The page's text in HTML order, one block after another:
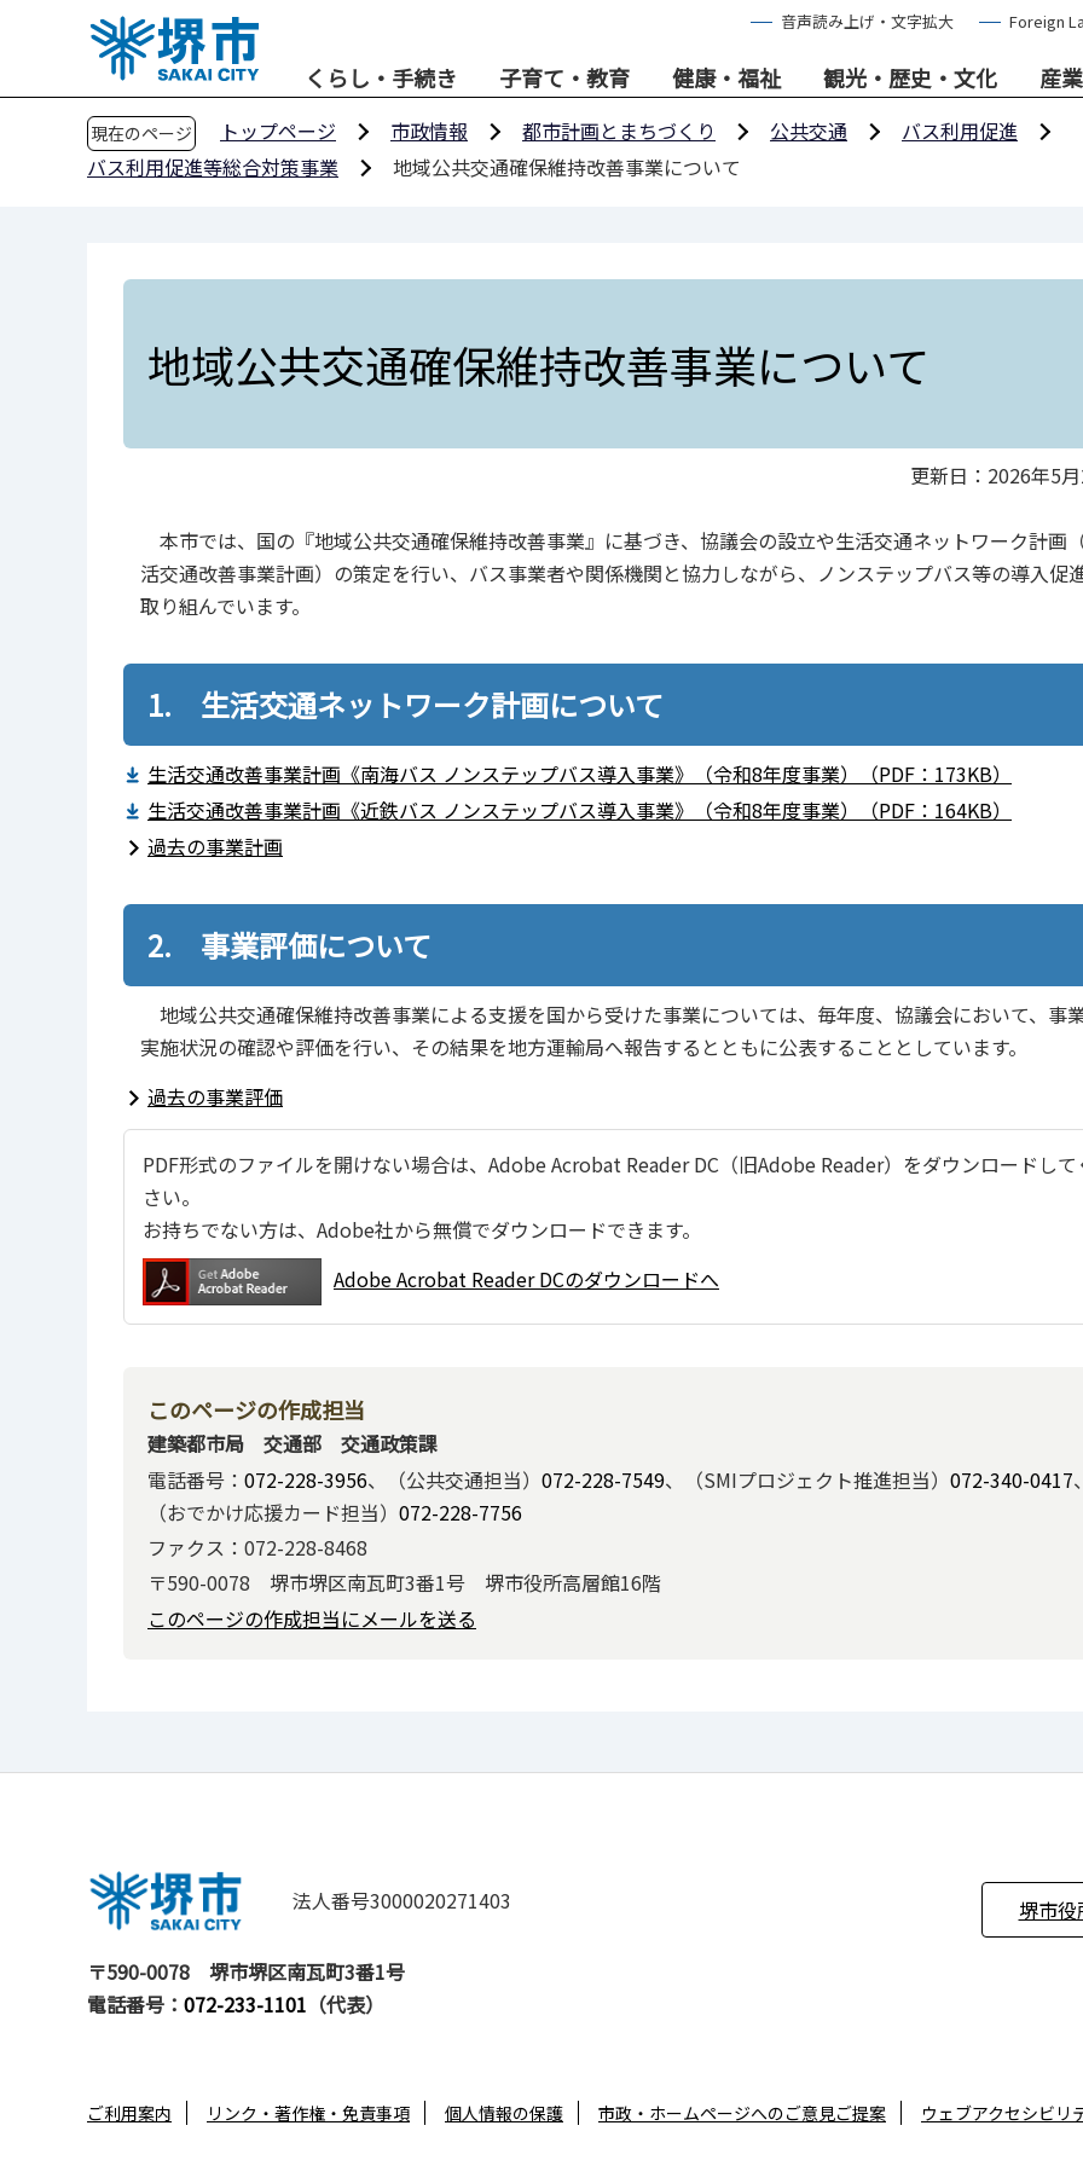
音声読み上げ・文字拡大 Foreign
くらし・手続き 子育て・教育 健康・福祉 観光・歴史・文化 産
現在のページ トップページ 市政情報 都市計画とまちづくり 公共交通
バス利用促進
バス利用促進等総合対策事業
地域公共交通確保維持改善事業について
地域公共交通確保維持改善事業について
更新日：2026年5
本市では、国の『地域公共交通確保維持改善事業』に基づき、協議会の設立や生活交通ネットワーク計画
活交通改善事業計画）の策定を行い、バス事業者や関係機関と協力しながら、ノンステップバス等の導入促
取り組んでいます。
1. 生活交通ネットワーク計画について
生活交通改善事業計画《南海バス ノンステップバス導入事業》（令和8年度事業）（PDF：173KB）
生活交通改善事業計画《近鉄バス ノンステップバス導入事業》（令和8年度事業）（PDF：164KB）
過去の事業計画
2. 事業評価について
地域公共交通確保維持改善事業による支援を国から受けた事業については、毎年度、協議会において、事
実施状況の確認や評価を行い、その結果を地方運輸局へ報告するとともに公表することとしています。
過去の事業評価
PDF形式のファイルを開けない場合は、Adobe Acrobat Reader DC（旧Adobe Reader）をダウンロードして
さい。
お持ちでない方は、Adobe社から無償でダウンロードできます。
Adobe Acrobat Reader DCのダウンロードへ
このページの作成担当
建築都市局 交通部 交通政策課
電話番号： 072-228-3956、（公共交通担当） 072-228-7549、（SMIプロジェクト推進担当） 072-340-0417、
（おでかけ応援カード担当） 072-228-7756
ファクス：072-228-8468
〒590-0078 堺市堺区南瓦町3番1号 堺市役所高層館16階
このページの作成担当にメールを送る
法人番号3000020271403
〒590-0078
堺市堺区南瓦町3番1号
電話番号： 072-233-1101 （代表）
堺市
ご利用案内 リンク・著作権・免責事項 個人情報の保護 市政・ホームページへのご意見ご提案 ウェブアクセシビリ